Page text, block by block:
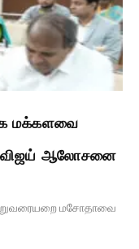
மக்களவை
விஜய் ஆலோசனை
மசோதாவை